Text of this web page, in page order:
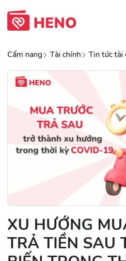
Cẩm nang Tài chính Tin tức tài
XU HƯỚNG
TRẢ TIỀN SAU